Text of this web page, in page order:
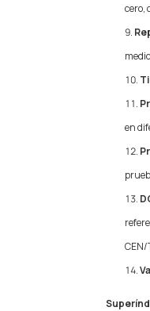
cero,
en
CEN/